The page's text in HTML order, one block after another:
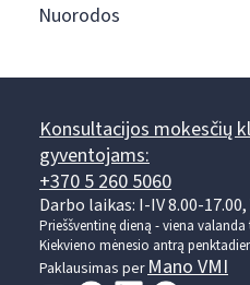
Nuorodos
Konsultacijos mokesčių
gyventojams:
+370 5 260 5060
Darbo laikas: I-IV 8.00-17.00,
Prieššventinę dieną - viena
Kiekvieno mėnesio antrą
Paklausimas per Mano VMI